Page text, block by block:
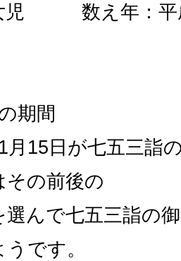
児 数え年：平成
期間
15日が七五三詣
その前後の
んで七五三詣の
です。